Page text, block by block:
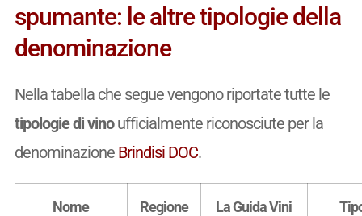
spumante: le altre tipologie della
denominazione
Nella tabella che segue vengono riportate tutte le
tipologie di vinoufficialmente riconosciute per la
denominazione Brindisi DOC.
Nome Regione
La Guida Vini